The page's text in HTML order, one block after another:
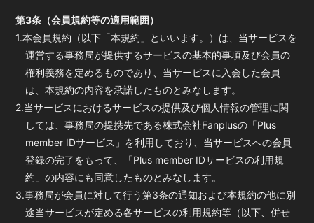
第3条（会員規約等の適用範囲）
1.本会員規約（以下「本規約」といいます。）は、当サービスを
運営する事務局が提供するサービスの基本的事項及び会員の
権利義務を定めるものであり、当サービスに入会した会員
は、本規約の内容を承諾したものとみなします。
2.当サービスにおけるサービスの提供及び個人情報の管理に関
しては、事務局の提携先である株式会社Fanplusの「Plus
member IDサービス」を利用しており、当サービスへの会員
登録の完了をもって、「Plus member IDサービスの利用規
約」の内容にも同意したものとみなします。
3.事務局が会員に対して行う第3条の通知および本規約の他に別
途当サービスが定める各サービスの利用規約等（以下、併せ